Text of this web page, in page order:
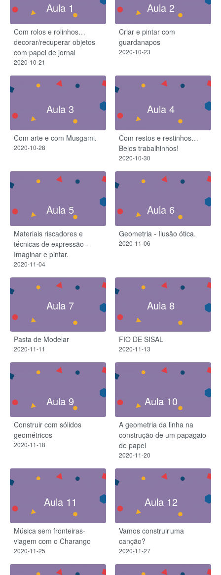
Aula 1
Com rolos e rolinhos…
decorar/recuperar objetos
com papel de jornal
2020-10-21
Aula 2
Criar e pintar com
guardanapos
2020-10-23
Aula 3
Com arte e com Musgami.
2020-10-28
Aula 4
Com restos e restinhos…
Belos trabalhinhos!
2020-10-30
Aula 5
Materiais riscadores e
técnicas de expressão -
Imaginar e pintar.
2020-11-04
Aula 6
Geometria - Ilusão ótica.
2020-11-06
Aula 7
Pasta de Modelar
2020-11-11
Aula 8
FIO DE SISAL
2020-11-13
Aula 9
Construir com sólidos
geométricos
2020-11-18
Aula 10
A geometria da linha na
construção de um papagaio
de papel
2020-11-20
Aula 11
Música sem fronteiras-
viagem com o Charango
2020-11-25
Aula 12
Vamos construir uma
canção?
2020-11-27